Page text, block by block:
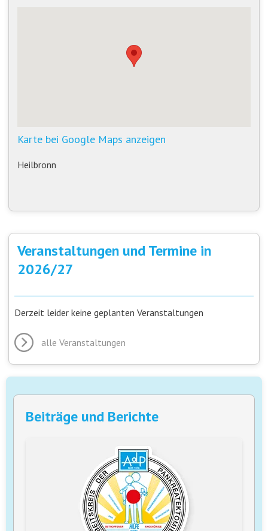
Karte bei Google Maps anzeigen
Heilbronn
Veranstaltungen und Termine in
2026/27
Derzeit leider keine geplanten Veranstaltungen
alle Veranstaltungen
Beiträge und Berichte